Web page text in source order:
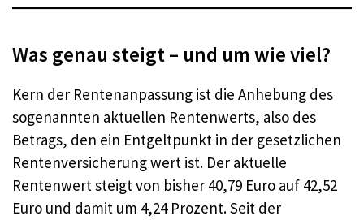
Was genau steigt – und um wie viel?
Kern der Rentenanpassung ist die Anhebung des
sogenannten aktuellen Rentenwerts, also des
Betrags, den ein Entgeltpunkt in der gesetzlichen
Rentenversicherung wert ist. Der aktuelle
Rentenwert steigt von bisher 40,79 Euro auf 42,52
Euro und damit um 4,24 Prozent. Seit der